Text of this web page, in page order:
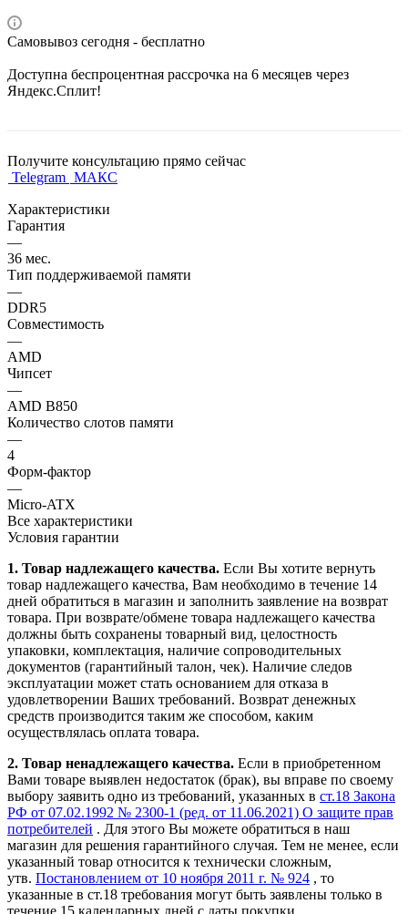
Самовывоз сегодня - бесплатно
Доступна беспроцентная рассрочка на 6 месяцев через
Яндекс.Сплит!
Получите консультацию прямо сейчас
Telegram МАКС
Характеристики
Гарантия
—
36 мес.
Тип поддерживаемой памяти
—
DDR5
Совместимость
—
AMD
Чипсет
—
AMD B850
Количество слотов памяти
—
4
Форм-фактор
—
Micro-ATX
Все характеристики
Условия гарантии
1. Товар надлежащего качества. Если Вы хотите вернуть
товар надлежащего качества, Вам необходимо в течение 14
дней обратиться в магазин и заполнить заявление на возврат
товара. При возврате/обмене товара надлежащего качества
должны быть сохранены товарный вид, целостность
упаковки, комплектация, наличие сопроводительных
документов (гарантийный талон, чек). Наличие следов
эксплуатации может стать основанием для отказа в
удовлетворении Ваших требований. Возврат денежных
средств производится таким же способом, каким
осуществлялась оплата товара.
2. Товар ненадлежащего качества. Если в приобретенном
Вами товаре выявлен недостаток (брак), вы вправе по своему
выбору заявить одно из требований, указанных в ст.18 Закона
РФ от 07.02.1992 № 2300-1 (ред. от 11.06.2021) О защите прав
потребителей . Для этого Вы можете обратиться в наш
магазин для решения гарантийного случая. Тем не менее, если
указанный товар относится к технически сложным,
утв. Постановлением от 10 ноября 2011 г. № 924 , то
указанные в ст.18 требования могут быть заявлены только в
течение 15 календарных дней с даты покупки.